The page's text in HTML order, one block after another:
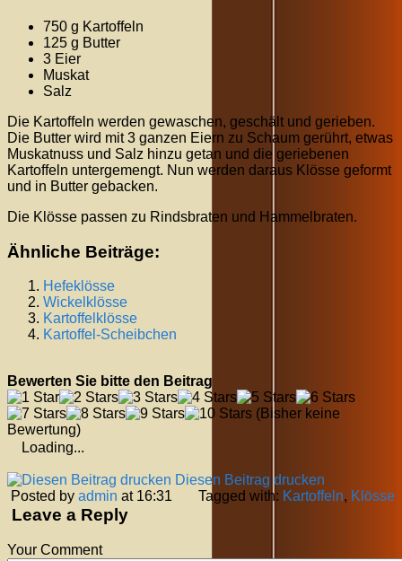
750 g Kartoffeln
125 g Butter
3 Eier
Muskat
Salz
Die Kartoffeln werden gewaschen, geschält und gerieben.
Die Butter wird mit 3 ganzen Eiern zu Schaum gerührt, etwas
Muskatnuss und Salz hinzu getan und die geriebenen
Kartoffeln untergemengt. Nun werden daraus Klösse geformt
und in Butter gebacken.
Die Klösse passen zu Rindsbraten und Hammelbraten.
Ähnliche Beiträge:
Hefeklösse
Wickelklösse
Kartoffelklösse
Kartoffel-Scheibchen
Bewerten Sie bitte den Beitrag
(Bisher keine
Bewertung)
Loading...
Diesen Beitrag drucken
Posted by admin at 16:31 Tagged with: Kartoffeln, Klösse
Leave a Reply
Your Comment